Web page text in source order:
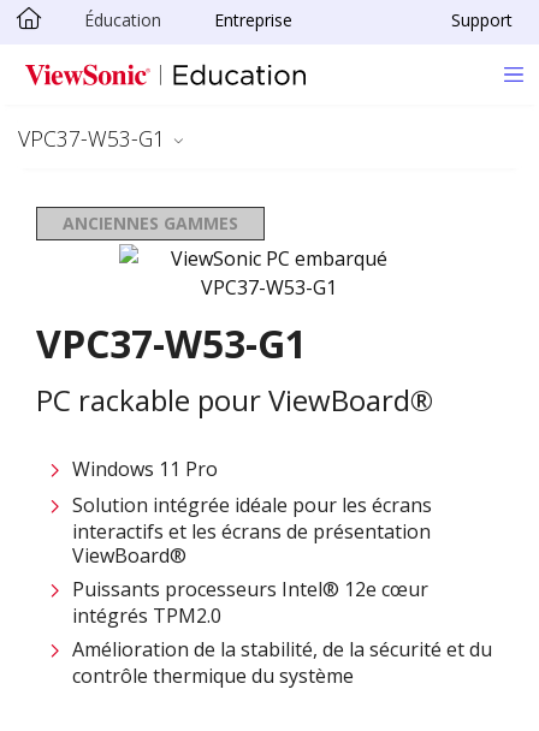
Passer au contenu principal
Éducation Entreprise Support
VPC37-W53-G1
ANCIENNES GAMMES
VPC37-W53-G1
PC rackable pour ViewBoard®
Windows 11 Pro
Solution intégrée idéale pour les écrans
interactifs et les écrans de présentation
ViewBoard®
Puissants processeurs Intel® 12e cœur​
intégrés TPM2.0
Amélioration de la stabilité, de la sécurité et du
contrôle thermique du système